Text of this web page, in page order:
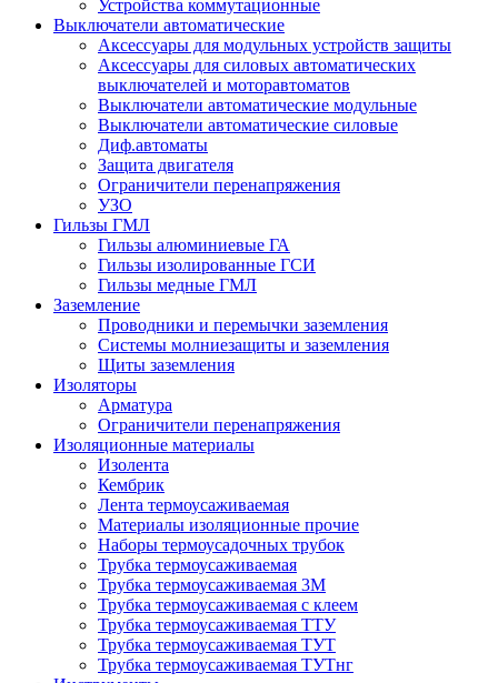
Устройства коммутационные
Выключатели автоматические
Аксессуары для модульных устройств защиты
Аксессуары для силовых автоматических
выключателей и моторавтоматов
Выключатели автоматические модульные
Выключатели автоматические силовые
Диф.автоматы
Защита двигателя
Ограничители перенапряжения
УЗО
Гильзы ГМЛ
Гильзы алюминиевые ГА
Гильзы изолированные ГСИ
Гильзы медные ГМЛ
Заземление
Проводники и перемычки заземления
Системы молниезащиты и заземления
Щиты заземления
Изоляторы
Арматура
Ограничители перенапряжения
Изоляционные материалы
Изолента
Кембрик
Лента термоусаживаемая
Материалы изоляционные прочие
Наборы термоусадочных трубок
Трубка термоусаживаемая
Трубка термоусаживаемая 3М
Трубка термоусаживаемая с клеем
Трубка термоусаживаемая ТТУ
Трубка термоусаживаемая ТУТ
Трубка термоусаживаемая ТУТнг